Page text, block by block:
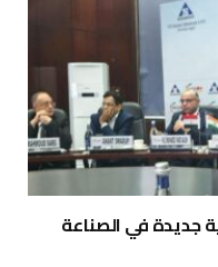
جديدة في الصناعة